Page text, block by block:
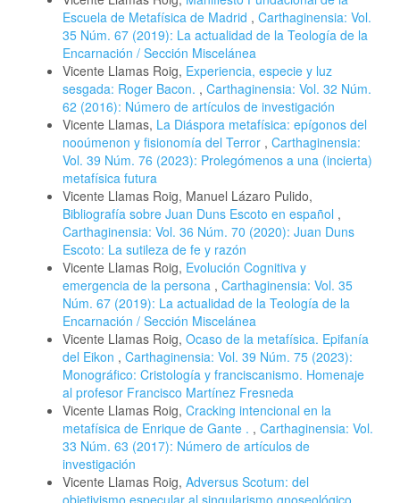
Escuela de Metafísica de Madrid , Carthaginensia: Vol.
35 Núm. 67 (2019): La actualidad de la Teología de la
Encarnación / Sección Miscelánea
Vicente Llamas Roig, Experiencia, especie y luz
sesgada: Roger Bacon. , Carthaginensia: Vol. 32 Núm.
62 (2016): Número de artículos de investigación
Vicente Llamas, La Diáspora metafísica: epígonos del
nooúmenon y fisionomía del Terror , Carthaginensia:
Vol. 39 Núm. 76 (2023): Prolegómenos a una (incierta)
metafísica futura
Vicente Llamas Roig, Manuel Lázaro Pulido,
Bibliografía sobre Juan Duns Escoto en español ,
Carthaginensia: Vol. 36 Núm. 70 (2020): Juan Duns
Escoto: La sutileza de fe y razón
Vicente Llamas Roig, Evolución Cognitiva y
emergencia de la persona , Carthaginensia: Vol. 35
Núm. 67 (2019): La actualidad de la Teología de la
Encarnación / Sección Miscelánea
Vicente Llamas Roig, Ocaso de la metafísica. Epifanía
del Eikon , Carthaginensia: Vol. 39 Núm. 75 (2023):
Monográfico: Cristología y franciscanismo. Homenaje
al profesor Francisco Martínez Fresneda
Vicente Llamas Roig, Cracking intencional en la
metafísica de Enrique de Gante . , Carthaginensia: Vol.
33 Núm. 63 (2017): Número de artículos de
investigación
Vicente Llamas Roig, Adversus Scotum: del